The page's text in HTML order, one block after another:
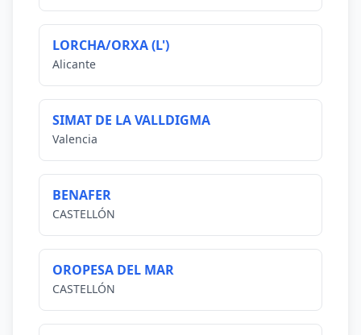
LORCHA/ORXA (L')
Alicante
SIMAT DE LA VALLDIGMA
Valencia
BENAFER
CASTELLÓN
OROPESA DEL MAR
CASTELLÓN